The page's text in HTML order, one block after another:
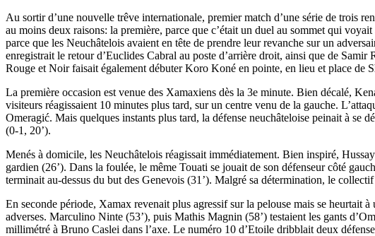
Au sortir d’une nouvelle trêve internationale, premier match d’une série de trois
au moins deux raisons: la première, parce que c’était un duel au sommet qui
parce que les Neuchâtelois avaient en tête de prendre leur revanche sur un
enregistrait le retour d’Euclides Cabral au poste d’arrière droit, ainsi que de
Rouge et Noir faisait également débuter Koro Koné en pointe, en lieu et place de
La première occasion est venue des Xamaxiens dès la 3e minute. Bien décalé,
visiteurs réagissaient 10 minutes plus tard, sur un centre venu de la gauche.
Omeragić. Mais quelques instants plus tard, la défense neuchâteloise peinait à
(0-1, 20’).
Menés à domicile, les Neuchâtelois réagissait immédiatement. Bien inspiré,
gardien (26’). Dans la foulée, le même Touati se jouait de son défenseur côté
terminait au-dessus du but des Genevois (31’). Malgré sa détermination, le
En seconde période, Xamax revenait plus agressif sur la pelouse mais se heurtait
adverses. Marculino Ninte (53’), puis Mathis Magnin (58’) testaient les gants
millimétré à Bruno Caslei dans l’axe. Le numéro 10 d’Etoile dribblait deux